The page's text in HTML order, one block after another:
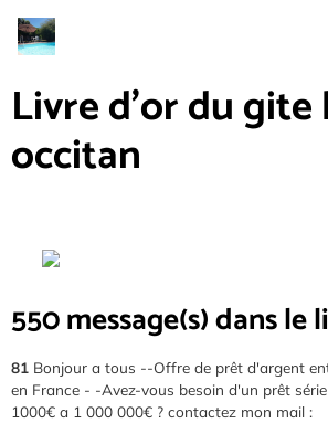
Livre d'or du
occitan
550 message(s) dans le
81 Bonjour a tous --Offre de prêt d'argent
en France - -Avez-vous besoin d'un prêt
1000€ a 1 000 000€ ? contactez mon mail :